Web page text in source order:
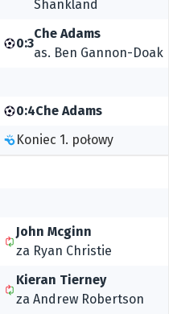
Shankland
0:3
Che Adams
as. Ben Gannon-Doak
0:4Che Adams
Koniec 1. połowy
John Mcginn
za Ryan Christie
Kieran Tierney
za Andrew Robertson